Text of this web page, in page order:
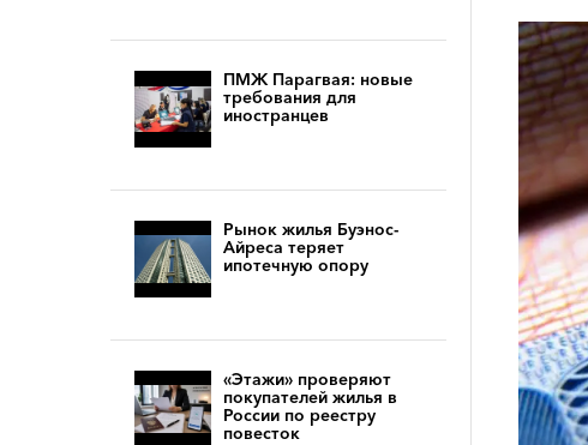
ПМЖ Парагвая: новые
требования для
иностранцев
Рынок жилья Буэнос-
Айреса теряет
ипотечную опору
«Этажи» проверяют
покупателей жилья в
России по реестру
повесток